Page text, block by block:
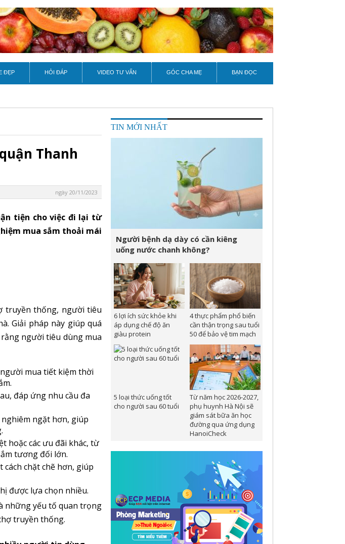
ĐẸP HỎI ĐÁP VIDEO TƯ VẤN GÓC CHA MẸ BẠN ĐỌC
Thanh
ngày 20/11/2023
tiện cho việc đi lại từ
mua sắm thoải mái
truyền thống, người tiêu
Giải pháp này giúp quá
người tiêu dùng mua
mua tiết kiệm thời
đáp ứng nhu cầu đa
ngặt hơn, giúp
hoặc các ưu đãi khác, từ
tương đối lớn.
chặt chẽ hơn, giúp
được lựa chọn nhiều.
những yếu tố quan trọng
truyền thống.
TIN MỚI NHẤT
Người bệnh dạ dày có cần kiêng
uống nước chanh không?
6 lợi ích sức khỏe khi
áp dụng chế độ ăn
giàu protein
4 thực phẩm phổ biến
cần thận trọng sau tuổi
50 để bảo vệ tim mạch
5 loại thức uống tốt
cho người sau 60 tuổi
Từ năm học 2026-2027,
phụ huynh Hà Nội sẽ
giám sát bữa ăn học
đường qua ứng dụng
HanoiCheck